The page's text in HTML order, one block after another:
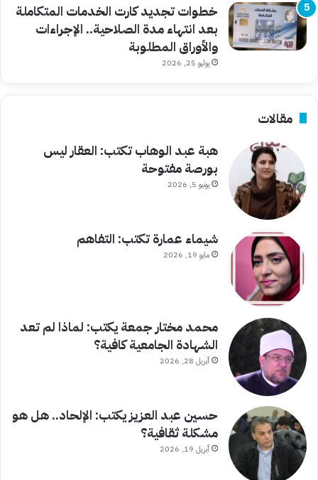
خطوات تجديد كارت الخدمات المتكاملة
بعد انتهاء مدة الصلاحية.. الإجراءات
والأوراق المطلوبة
يوليو 25, 2026
مقالات
هبة عبد الوهاب تكتب: العقار ليس
بورصة مفتوحة
يونيو 5, 2026
شيماء عمارة تكتب: التفاهم
مايو 19, 2026
محمد مختار جمعة يكتب: لماذا لم تعد
الشهادة الجامعية كافية؟
أبريل 28, 2026
حسين عبد العزيز يكتب: الإلحاد.. هل هو
مشكلة ثقافية؟
أبريل 19, 2026